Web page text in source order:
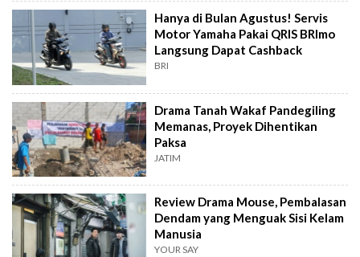
Hanya di Bulan Agustus! Servis
Motor Yamaha Pakai QRIS BRImo
Langsung Dapat Cashback
BRI
Drama Tanah Wakaf Pandegiling
Memanas, Proyek Dihentikan
Paksa
JATIM
Review Drama Mouse, Pembalasan
Dendam yang Menguak Sisi Kelam
Manusia
YOUR SAY